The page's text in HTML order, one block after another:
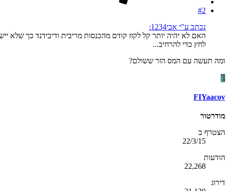
#2
נכתב ע"י אבי1234:
האם לא יהיה יותר קל לקזז קודם מהכנסות מריבית ודיבידנד כך שלא יישאר מה להעביר לטופס 1301 ו-
לחץ כדי להרחיב...
ומה תעשה עם המס הזר ששולם?
F
FIYaacov
מודרטור
הצטרף ב
22/3/15
הודעות
22,268
דירוג